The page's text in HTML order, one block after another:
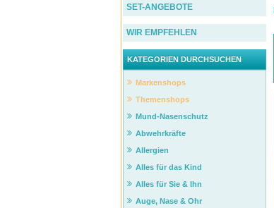
SET-ANGEBOTE
WIR EMPFEHLEN
KATEGORIEN DURCHSUCHEN
Markenshops
Themenshops
Mund-Nasenschutz
Abwehrkräfte
Allergien
Alles für das Kind
Alles für Sie & Ihn
Auge, Nase & Ohr